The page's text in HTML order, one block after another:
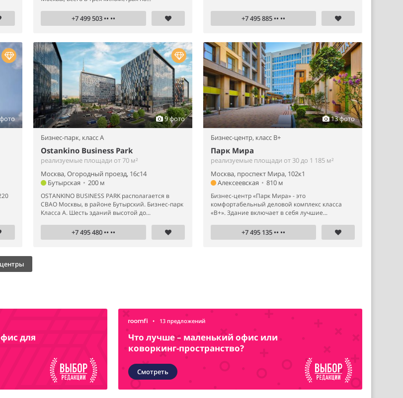
+7 499 503 •• •• +7 495 885 •• ••
9 фото
Бизнес-парк, класс A
Ostankino Business Park
реализуемые площади от 70 м²
Москва, Огородный проезд, 16с14
Бутырская • 200 м
OSTANKINO BUSINESS PARK располагается в
СВАО Москвы, в районе Бутырский. Бизнес-парк
Класса А. Шесть зданий высотой до...
+7 495 480 •• ••
13 фото
Бизнес-центр, класс B+
Парк Мира
реализуемые площади от 30 до 1 185 м²
Москва, проспект Мира, 102к1
Алексеевская • 810 м
Бизнес-центр «Парк Мира» - это
комфортабельный деловой комплекс класса
«B+». Здание включает в себя лучшие...
+7 495 135 •• ••
для
• 13 предложений
Что лучше – маленький офис или
коворкинг-пространство?
Смотреть